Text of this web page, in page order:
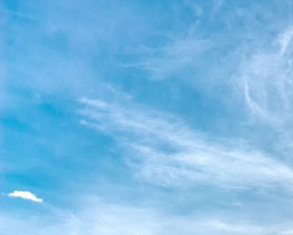
Жанжиажиэ